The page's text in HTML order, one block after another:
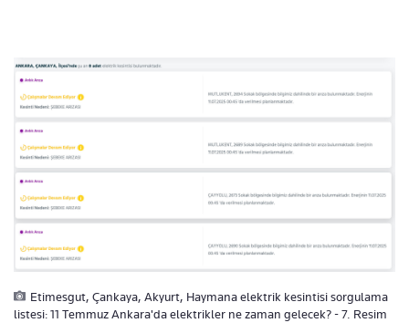
Etimesgut, Çankaya, Akyurt, Haymana elektrik kesintisi sorgulama
listesi: 11 Temmuz Ankara'da elektrikler ne zaman gelecek? - 7. Resim